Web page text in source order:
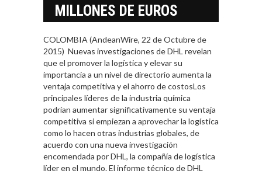
MILLONES DE EUROS
COLOMBIA (AndeanWire, 22 de Octubre de
2015)  Nuevas investigaciones de DHL revelan
que el promover la logística y elevar su
importancia a un nivel de directorio aumenta la
ventaja competitiva y el ahorro de costosLos
principales líderes de la industria química
podrían aumentar significativamente su ventaja
competitiva si empiezan a aprovechar la logística
como lo hacen otras industrias globales, de
acuerdo con una nueva investigación
encomendada por DHL, la compañía de logística
líder en el mundo. El informe técnico de DHL